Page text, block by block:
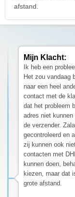
afstand.
Mijn Klacht:
Ik heb een
Het zou vandaag
naar een heel
contact met de
dat het probleem
adres niet
de verzender.
gecontroleerd en
zij kunnen ook
contacten met
kunnen doen,
kiezen, maar dat
grote afstand.